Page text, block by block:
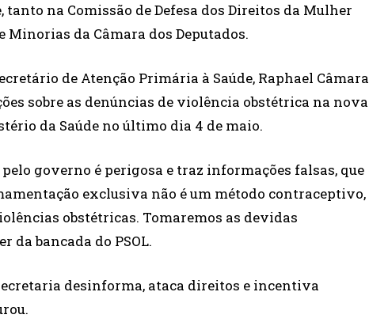
na Comissão de Defesa dos Direitos da Mulher
Minorias da Câmara dos Deputados.
de Atenção Primária à Saúde, Raphael Câmara
sobre as denúncias de violência obstétrica na nova
da Saúde no último dia 4 de maio.
governo é perigosa e traz informações falsas, que
exclusiva não é um método contraceptivo,
obstétricas. Tomaremos as devidas
da bancada do PSOL.
desinforma, ataca direitos e incentiva